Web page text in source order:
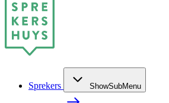
Sprekers ShowSubMenu